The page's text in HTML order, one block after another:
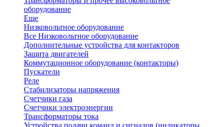
оборудование
Еще
Низковольтное оборудование
Все Низковольтное оборудование
Дополнительные устройства для контакторов
Защита двигателей
Коммутационное оборудование (контакторы)
Пускатели
Реле
Стабилизаторы напряжения
Счетчики газа
Счетчики электроэнергии
Трансформаторы тока
Устройства подачи команд и сигналов (индикаторы,